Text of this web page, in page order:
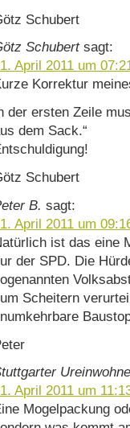
Schubert
Schubert sagt:
April 2011 um
Korrektur
der ersten Zeile
dem Sack.“
Schubert
B. sagt:
April 2011 um
ist das eine
der SPD. Die
Scheitern
April 2011 um
Mogelpackung